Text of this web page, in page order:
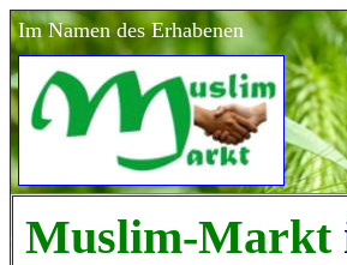
Im Namen des Erhabenen
Muslim-Markt